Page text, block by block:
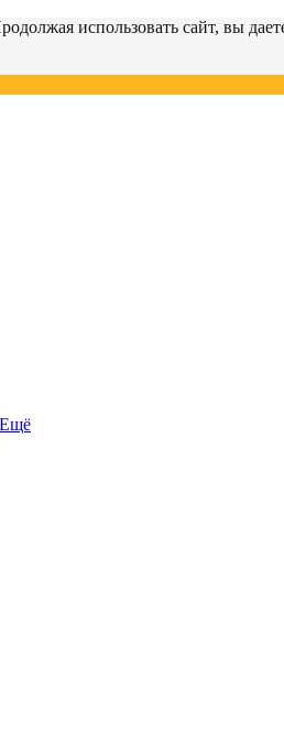
использовать сайт, вы
Ещё